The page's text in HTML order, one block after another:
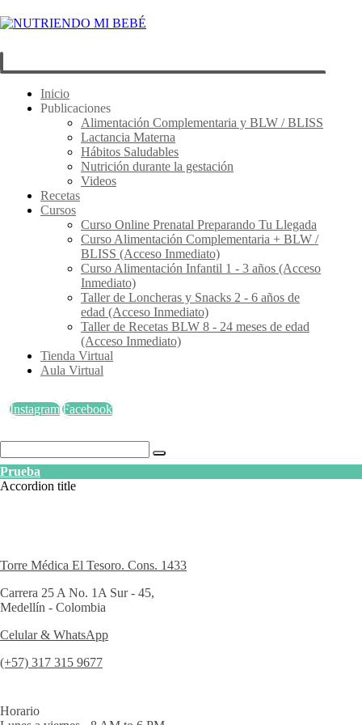
Inicio
Publicaciones
Alimentación Complementaria y BLW / BLISS
Lactancia Materna
Hábitos Saludables
Nutrición durante la gestación
Videos
Recetas
Cursos
Curso Online Prenatal Preparando Tu Llegada
Curso Alimentación Complementaria + BLW /
BLISS (Acceso Inmediato)
Curso Alimentación Infantil 1 - 3 años (Acceso
Inmediato)
Taller de Loncheras y Snacks 2 - 6 años de
edad (Acceso Inmediato)
Taller de Recetas BLW 8 - 24 meses de edad
(Acceso Inmediato)
Tienda Virtual
Aula Virtual
InstagramFacebook
Prueba
Accordion title
Torre Médica El Tesoro. Cons. 1433
Carrera 25 A No. 1A Sur - 45,
Medellín - Colombia
Celular & WhatsApp
(+57) 317 315 9677
Horario